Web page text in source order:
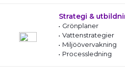
Strategi &
Grönplaner
Vattenstrategier
Miljöövervakning
Processledning